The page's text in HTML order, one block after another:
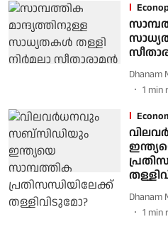
Dhanam
1 min
Dhanam
1 min